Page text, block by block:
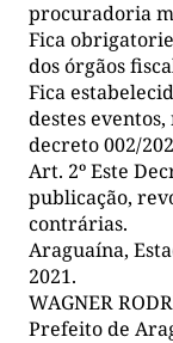
procuradoria
Fica
dos órgãos
Fica
destes
decreto 002/
Art. 2º Este
publicação,
contrárias.
Araguaína,
2021.
WAGNER
Prefeito de